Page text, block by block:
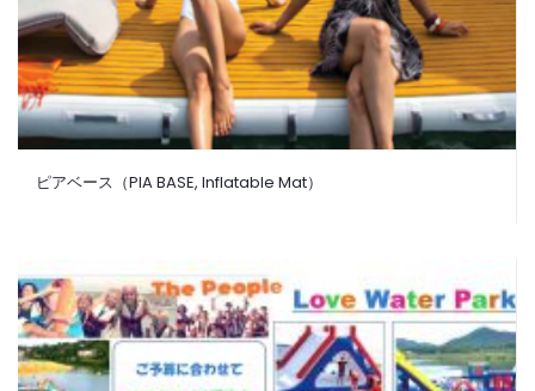
ピアベース（PIA BASE, Inflatable Mat）